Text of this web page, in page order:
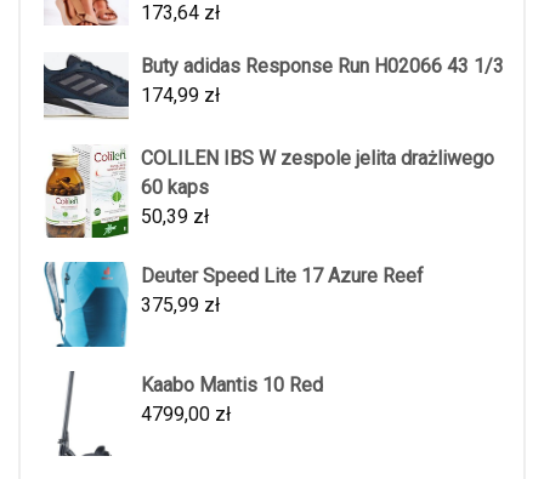
173,64 zł
Buty adidas Response Run H02066 43 1/3
174,99 zł
COLILEN IBS W zespole jelita drażliwego
60 kaps
50,39 zł
Deuter Speed Lite 17 Azure Reef
375,99 zł
Kaabo Mantis 10 Red
4799,00 zł